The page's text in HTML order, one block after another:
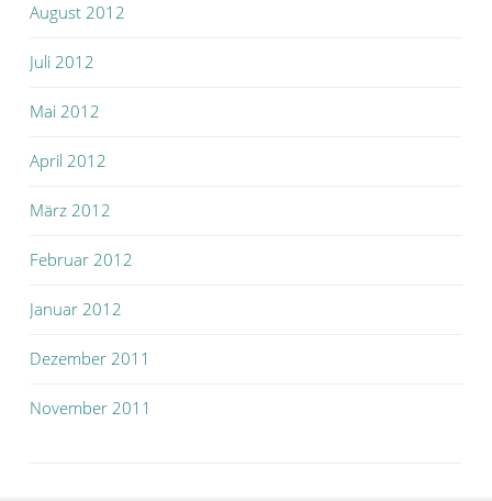
August 2012
Juli 2012
Mai 2012
April 2012
März 2012
Februar 2012
Januar 2012
Dezember 2011
November 2011